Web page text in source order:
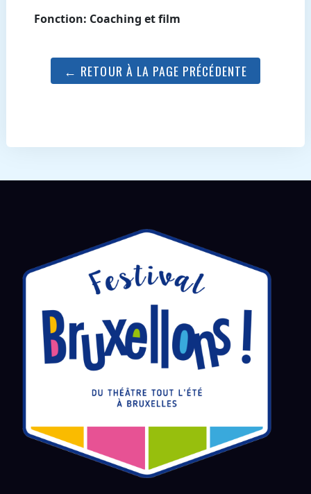
Fonction: Coaching et film
← RETOUR À LA PAGE PRÉCÉDENTE